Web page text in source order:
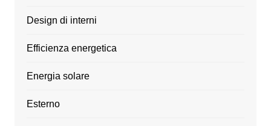
Design di interni
Efficienza energetica
Energia solare
Esterno